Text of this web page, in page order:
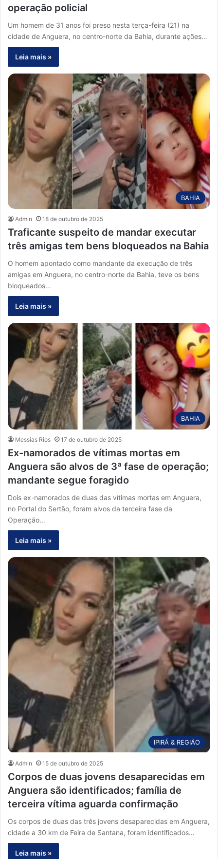
operação policial
Um homem de 31 anos foi preso nesta terça-feira (21) na
cidade de Anguera, no centro-norte da Bahia, durante ações…
Leia mais »
BAHIA
Admin 18 de outubro de 2025
Traficante suspeito de mandar executar
três amigas tem bens bloqueados na Bahia
O homem apontado como mandante da execução de três
amigas em Anguera, no centro-norte da Bahia, teve os bens
bloqueados…
Leia mais »
BAHIA
Messias Rios 17 de outubro de 2025
Ex-namorados de vítimas mortas em
Anguera são alvos de 3ª fase de operação;
mandante segue foragido
Dois ex-namorados de duas das vítimas mortas em Anguera,
no Portal do Sertão, foram alvos da terceira fase da
Operação…
Leia mais »
IPIRÁ & REGIÃO
Admin 15 de outubro de 2025
Corpos de duas jovens desaparecidas em
Anguera são identificados; família de
terceira vítima aguarda confirmação
Os corpos de duas das três jovens desaparecidas em Anguera,
cidade a 30 km de Feira de Santana, foram identificados…
Leia mais »